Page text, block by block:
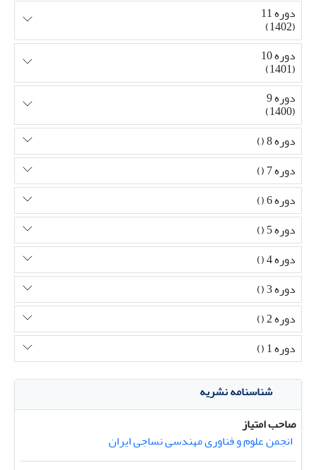
دوره 11
(1402)
دوره 10
(1401)
دوره 9
(1400)
دوره 8 ()
دوره 7 ()
دوره 6 ()
دوره 5 ()
دوره 4 ()
دوره 3 ()
دوره 2 ()
دوره 1 ()
شناسنامه نشریه
صاحب امتیاز
انجمن علوم و فناوری مهندسی نساجی ایران